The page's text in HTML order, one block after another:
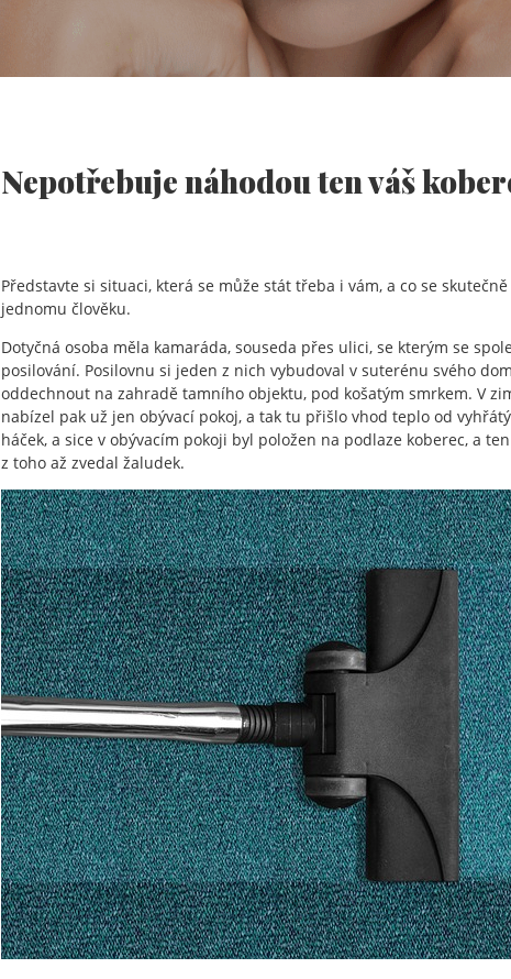
Nepotřebuje náhodou ten váš
Představte si situaci, která se může stát třeba i vám, a co se
jednomu člověku.
Dotyčná osoba měla kamaráda, souseda přes ulici, se kterým se
posilování. Posilovnu si jeden z nich vybudoval v suterénu svého
oddechnout na zahradě tamního objektu, pod košatým smrkem. V
nabízel pak už jen obývací pokoj, a tak tu přišlo vhod teplo od
háček, a sice v obývacím pokoji byl položen na podlaze koberec, a
z toho až zvedal žaludek.